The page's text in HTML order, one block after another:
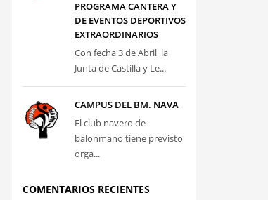
PROGRAMA CANTERA Y
DE EVENTOS DEPORTIVOS
EXTRAORDINARIOS
Con fecha 3 de Abril la
Junta de Castilla y Le...
CAMPUS DEL BM. NAVA
El club navero de
balonmano tiene previsto
orga...
COMENTARIOS RECIENTES